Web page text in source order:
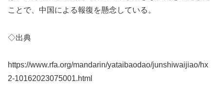
ことで、中国による報復を懸念している。
◇出典
https://www.rfa.org/mandarin/yataibaodao/junshiwaijiao/hx
2-10162023075001.html